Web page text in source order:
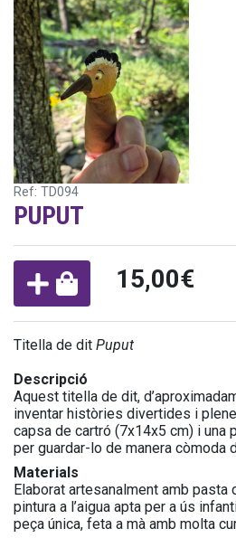
Ref: TD094
PUPUT
15,00€
Titella de dit Puput
Descripció
Aquest titella de dit,
inventar històries divertides i
capsa de cartró (7x14x5 cm) i una
per guardar-lo de manera còmoda
Materials
Elaborat artesanalment amb pasta
pintura a l’aigua apta per a ús
peça única, feta a mà amb molta